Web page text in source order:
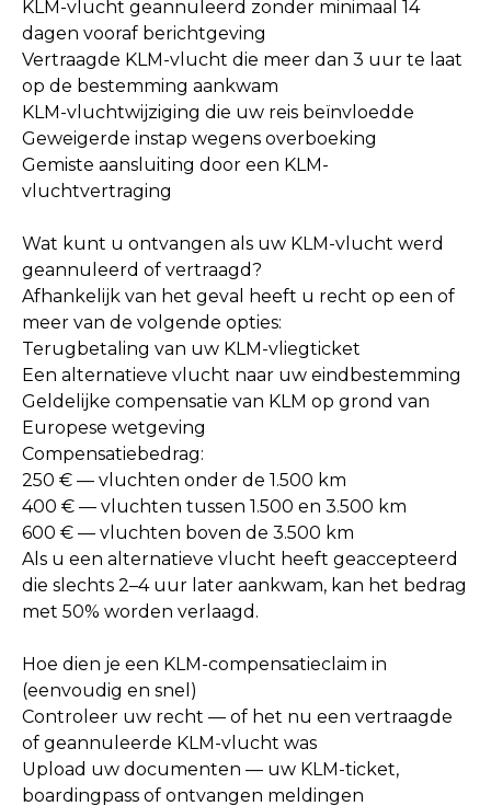
KLM-vlucht geannuleerd zonder minimaal 14
dagen vooraf berichtgeving
Vertraagde KLM-vlucht die meer dan 3 uur te laat
op de bestemming aankwam
KLM-vluchtwijziging die uw reis beïnvloedde
Geweigerde instap wegens overboeking
Gemiste aansluiting door een KLM-
vluchtvertraging
Wat kunt u ontvangen als uw KLM-vlucht werd
geannuleerd of vertraagd?
Afhankelijk van het geval heeft u recht op een of
meer van de volgende opties:
Terugbetaling van uw KLM-vliegticket
Een alternatieve vlucht naar uw eindbestemming
Geldelijke compensatie van KLM op grond van
Europese wetgeving
Compensatiebedrag:
250 € — vluchten onder de 1.500 km
400 € — vluchten tussen 1.500 en 3.500 km
600 € — vluchten boven de 3.500 km
Als u een alternatieve vlucht heeft geaccepteerd
die slechts 2–4 uur later aankwam, kan het bedrag
met 50% worden verlaagd.
Hoe dien je een KLM-compensatieclaim in
(eenvoudig en snel)
Controleer uw recht — of het nu een vertraagde
of geannuleerde KLM-vlucht was
Upload uw documenten — uw KLM-ticket,
boardingpass of ontvangen meldingen